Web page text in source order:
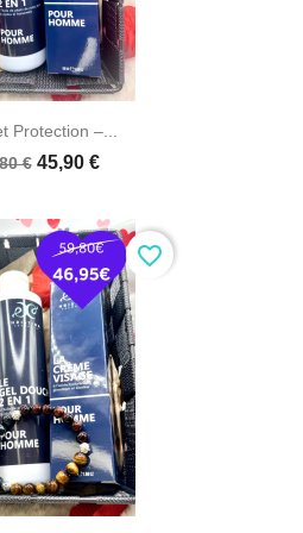
Protection –...
€ 45,90 €
favorite_border